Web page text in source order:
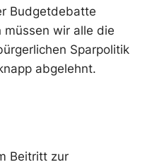
Budgetdebatte
wir alle die
Sparpolitik
abgelehnt.
Beitritt zur